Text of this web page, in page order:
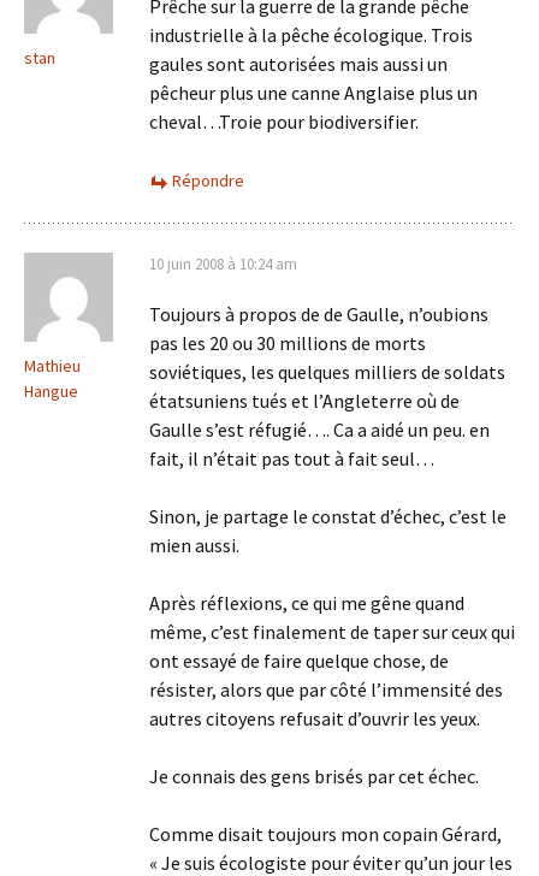
stan
Prêche sur la guerre de la grande pêche
industrielle à la pêche écologique. Trois
gaules sont autorisées mais aussi un
pêcheur plus une canne Anglaise plus un
cheval…Troie pour biodiversifier.
Répondre
Mathieu
Hangue
10 juin 2008 à 10:24 am
Toujours à propos de de Gaulle, n’oubions
pas les 20 ou 30 millions de morts
soviétiques, les quelques milliers de soldats
étatsuniens tués et l’Angleterre où de
Gaulle s’est réfugié…. Ca a aidé un peu. en
fait, il n’était pas tout à fait seul…
Sinon, je partage le constat d’échec, c’est le
mien aussi.
Après réflexions, ce qui me gêne quand
même, c’est finalement de taper sur ceux qui
ont essayé de faire quelque chose, de
résister, alors que par côté l’immensité des
autres citoyens refusait d’ouvrir les yeux.
Je connais des gens brisés par cet échec.
Comme disait toujours mon copain Gérard,
« Je suis écologiste pour éviter qu’un jour les